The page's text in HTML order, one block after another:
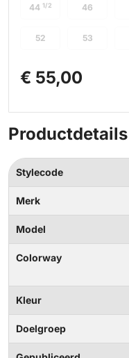
44 1/2 46
52 53
€ 55,00
Productdetails
Stylecode
Merk
Model
Colorway
Kleur
Doelgroep